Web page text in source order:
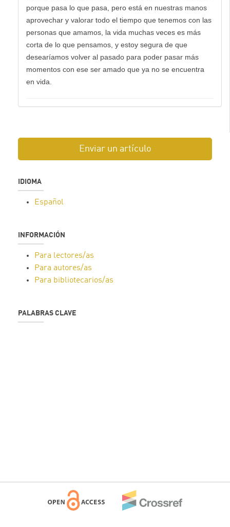
porque pasa lo que pasa, pero está en nuestras manos
aprovechar y valorar todo el tiempo que tenemos con las
personas que amamos, la vida muchas veces es más
corta de lo que pensamos, y estoy segura de que
desearíamos volver al pasado para poder pasar más
momentos con ese ser amado que ya no se encuentra
en vida.
Enviar un artículo
IDIOMA
Español
INFORMACIÓN
Para lectores/as
Para autores/as
Para bibliotecarios/as
PALABRAS CLAVE